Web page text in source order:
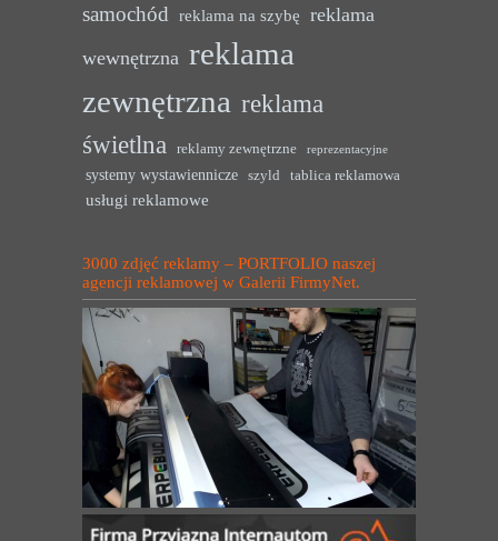
samochód reklama na szybę reklama
wewnętrzna reklama
zewnętrzna reklama
świetlna
reklamy zewnętrzne reprezentacyjne
systemy wystawiennicze szyld tablica reklamowa
usługi reklamowe
3000 zdjęć reklamy – PORTFOLIO naszej
agencji reklamowej w Galerii FirmyNet.